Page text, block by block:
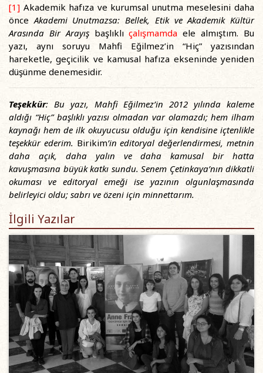
[1] Akademik hafıza ve kurumsal unutma meselesini daha
önce Akademi Unutmazsa: Bellek, Etik ve Akademik Kültür
Arasında Bir Arayışbaşlıklıçalışmamda ele almıştım. Bu
yazı, aynı soruyu Mahfi Eğilmez’in “Hiç” yazısından
hareketle, geçicilik ve kamusal hafıza ekseninde yeniden
düşünme denemesidir.
Teşekkür: Bu yazı, Mahfi Eğilmez’in 2012 yılında kaleme
aldığı “Hiç” başlıklı yazısı olmadan var olamazdı; hem ilham
kaynağı hem de ilk okuyucusu olduğu için kendisine içtenlikle
teşekkür ederim. Birikim’in editoryal değerlendirmesi, metnin
daha açık, daha yalın ve daha kamusal bir hatta
kavuşmasına büyük katkı sundu. Senem Çetinkaya’nın dikkatli
okuması ve editoryal emeği ise yazının olgunlaşmasında
belirleyici oldu; sabrı ve özeni için minnettarım.
İlgili Yazılar